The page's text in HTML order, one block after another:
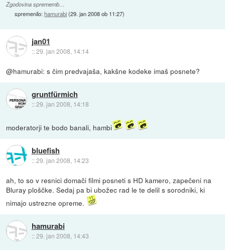
Zgodovina sprememb…
spremenilo:hamurabi(29. jan 2008 ob 11:27)
jan01
::29. jan 2008, 14:14
@hamurabi: s čim predvajaša, kakšne kodeke imaš posnete?
gruntfürmich
::29. jan 2008, 14:18
moderatorji te bodo banali, hambi
bluefish
::29. jan 2008, 14:23
ah, to so v resnici domači filmi posneti s HD kamero, zapečeni na
Bluray ploščke. Sedaj pa bi ubožec rad le te delil s sorodniki, ki
nimajo ustrezne opreme.
hamurabi
::29. jan 2008, 14:43